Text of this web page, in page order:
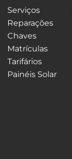
Serviços
Reparações
Chaves
Matrículas
Tarifários
Painéis Solar